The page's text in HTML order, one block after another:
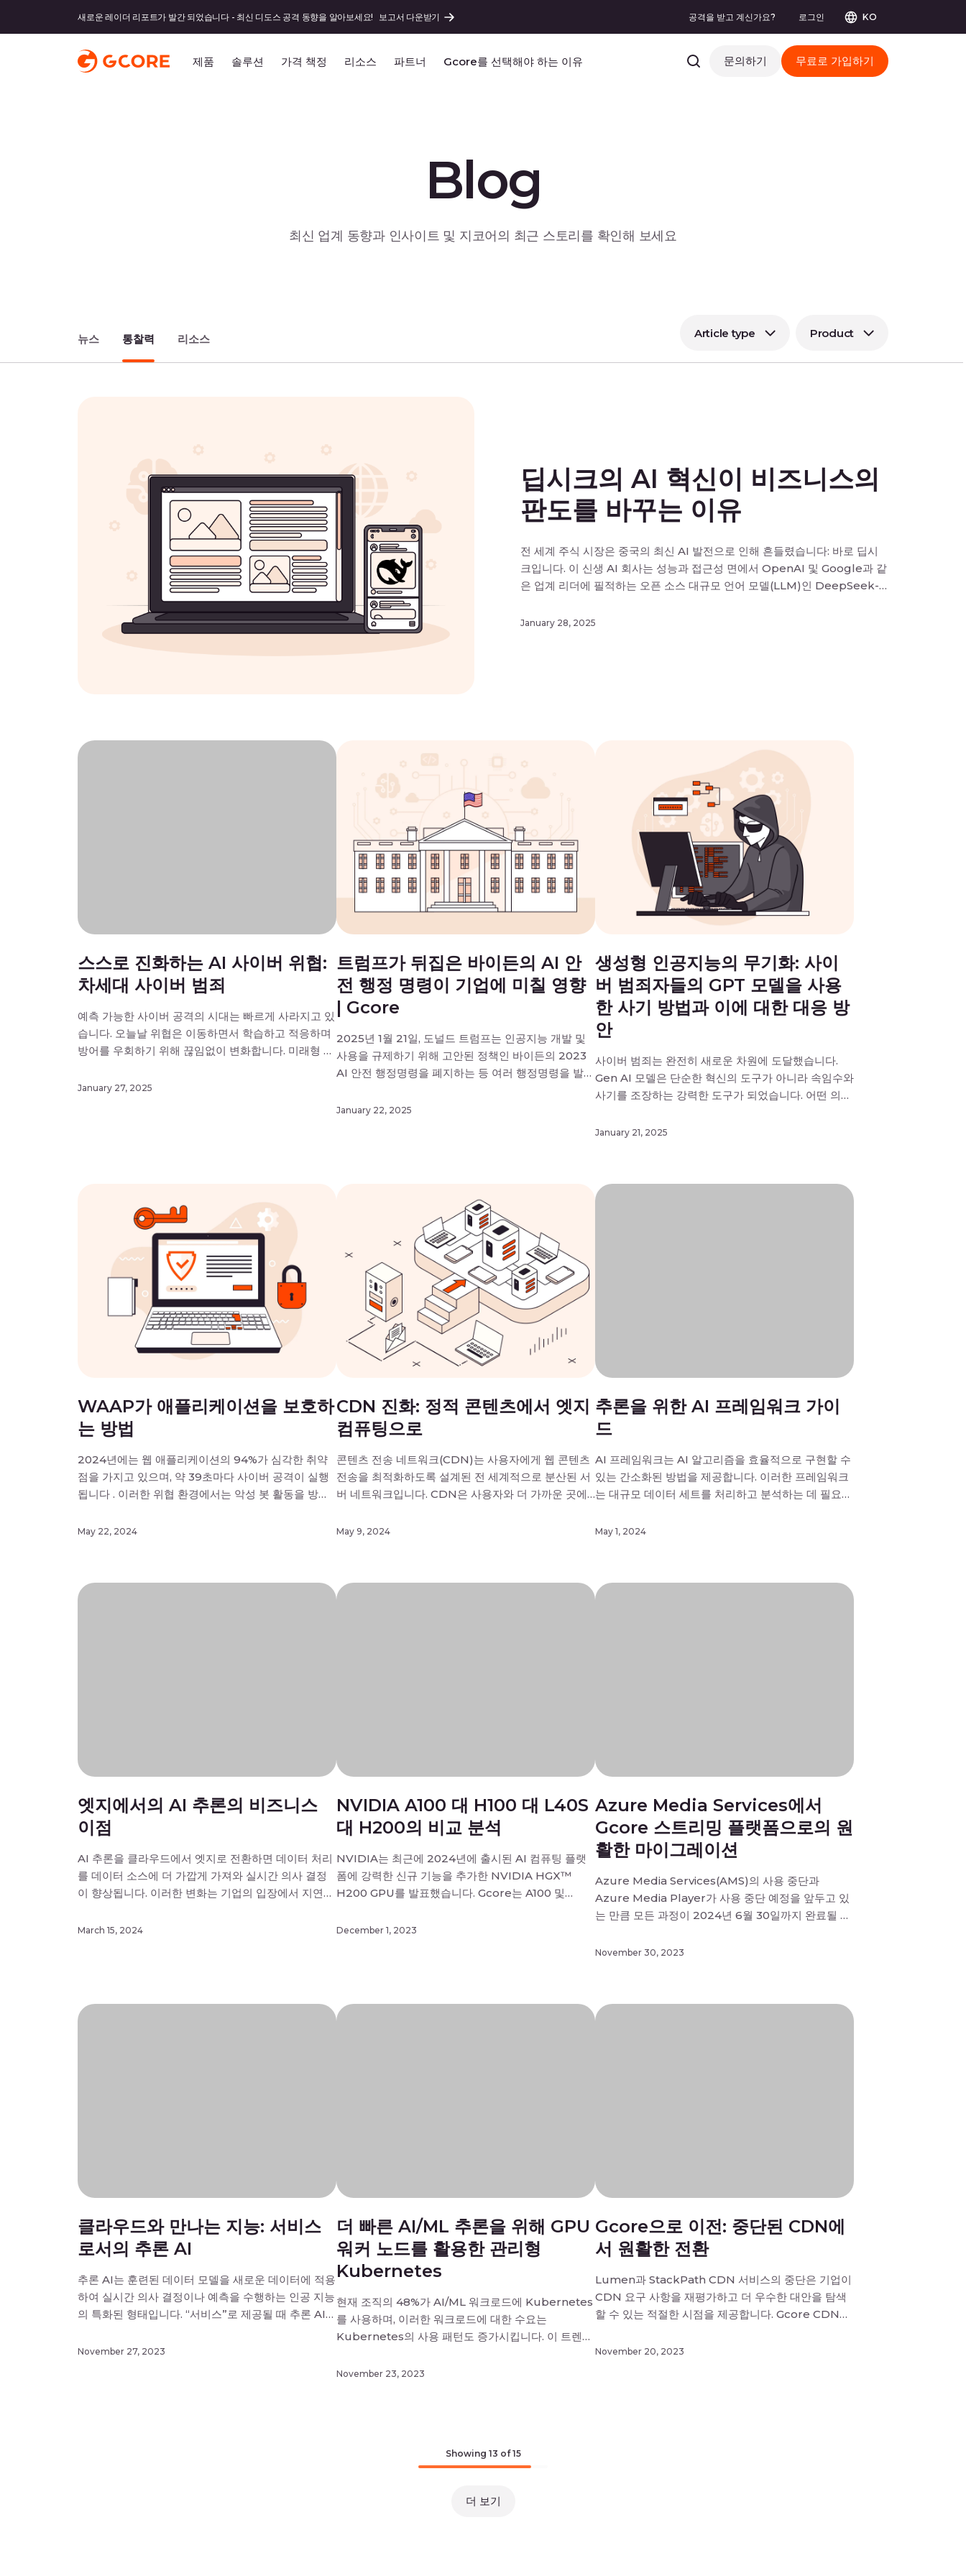
새로운 레이더 리포트가 발간 되었습니다 - 최신 디도스 공격 동향을 알아보세요! 보고서 다운받기 공격을 받고 계신가요? 로그인 KO
제품 솔루션 가격 책정 리소스 파트너 Gcore를 선택해야 하는 이유 문의하기 무료로 가입하기
Blog
최신 업계 동향과 인사이트 및 지코어의 최근 스토리를 확인해 보세요
뉴스 통찰력 리소스 Article type Product
딥시크의 AI 혁신이 비즈니스의
판도를 바꾸는 이유
전 세계 주식 시장은 중국의 최신 AI 발전으로 인해 흔들렸습니다: 바로 딥시
크입니다. 이 신생 AI 회사는 성능과 접근성 면에서 OpenAI 및 Google과 같
은 업계 리더에 필적하는 오픈 소스 대규모 언어 모델(LLM)인 DeepSeek-
해 훨씬 적은 560만 달러( )를 투자해단 두 달 만에 개발한 […]
January 28, 2025
스스로 진화하는 AI 사이버 위협:
차세대 사이버 범죄
예측 가능한 사이버 공격의 시대는 빠르게 사라지고 있
습니다. 오늘날 위협은 이동하면서 학습하고 적응하며
방어를 우회하기 위해 끊임없이 변화합니다. 미래형 스
인 이야기입니다. 스스로 진화하는 AI 사이버 위협은
January 27, 2025
트럼프가 뒤집은 바이든의 AI 안
전 행정 명령이 기업에 미칠 영향
| Gcore
2025년 1월 21일, 도널드 트럼프는 인공지능 개발 및
사용을 규제하기 위해 고안된 정책인 바이든의 2023
AI 안전 행정명령을 폐지하는 등 여러 행정명령을 발표
의 AI 정책이 규제보다 혁신을 우선시하는 방향으로 크
January 22, 2025
생성형 인공지능의 무기화: 사이
버 범죄자들의 GPT 모델을 사용
한 사기 방법과 이에 대한 대응 방
안
사이버 범죄는 완전히 새로운 차원에 도달했습니다.
Gen AI 모델은 단순한 혁신의 도구가 아니라 속임수와
사기를 조장하는 강력한 도구가 되었습니다. 어떤 의도
한 피싱 이메일이나 딥페이크 기술을 통해 기존 또는
야 하는 […]
January 21, 2025
WAAP가 애플리케이션을 보호하
는 방법
2024년에는 웹 애플리케이션의 94%가 심각한 취약
점을 가지고 있으며, 약 39초마다 사이버 공격이 실행
됩니다 . 이러한 위협 환경에서는 악성 봇 활동을 방어
위해 강력하고 계층화된 보호가 필요합니다. Gcore
완화, API 보안으로 구성됩니다. […]
May 22, 2024
CDN 진화: 정적 콘텐츠에서 엣지
컴퓨팅으로
콘텐츠 전송 네트워크(CDN)는 사용자에게 웹 콘텐츠
전송을 최적화하도록 설계된 전 세계적으로 분산된 서
버 네트워크입니다. CDN은 사용자와 더 가까운 곳에
향상시킵니다. 이 문서에서는 CDN 기술이 정적 콘텐
여 CDN 제공 업체들이 어떻게 혁신적으로 […]
May 9, 2024
추론을 위한 AI 프레임워크 가이
드
AI 프레임워크는 AI 알고리즘을 효율적으로 구현할 수
있는 간소화된 방법을 제공합니다. 이러한 프레임워크
는 대규모 데이터 세트를 처리하고 분석하는 데 필요한
능하게 하는 신속한 추론 프로세스를 촉진합니다. 이
임워크의 […]
May 1, 2024
엣지에서의 AI 추론의 비즈니스
이점
AI 추론을 클라우드에서 엣지로 전환하면 데이터 처리
를 데이터 소스에 더 가깝게 가져와 실시간 의사 결정
이 향상됩니다. 이러한 변화는 기업의 입장에서 지연
실시간 상호 작용을 가능하게 함으로써 사용자 경험을
March 15, 2024
NVIDIA A100 대 H100 대 L40S
대 H200의 비교 분석
NVIDIA는 최근에 2024년에 출시된 AI 컴퓨팅 플랫
폼에 강력한 신규 기능을 추가한 NVIDIA HGX™
H200 GPU를 발표했습니다. Gcore는 A100 및
강화하고 Q1-2024의 AI GPU 구성에 L40S GPU를
December 1, 2023
Azure Media Services에서
Gcore 스트리밍 플랫폼으로의 원
활한 마이그레이션
Azure Media Services(AMS)의 사용 중단과
Azure Media Player가 사용 중단 예정을 앞두고 있
는 만큼 모든 과정이 2024년 6월 30일까지 완료될 예
옵션을 고려해야 합니다. Gcore 스트리밍 플랫폼은 견
요 이점을 안내하고, AMS로부터의 마이그레이션 프로
세스를 설명하며, […]
November 30, 2023
클라우드와 만나는 지능: 서비스
로서의 추론 AI
추론 AI는 훈련된 데이터 모델을 새로운 데이터에 적용
하여 실시간 의사 결정이나 예측을 수행하는 인공 지능
의 특화된 형태입니다. “서비스”로 제공될 때 추론 AI는
와 전문 지식 없이도 실시간 AI 의사 결정 능력을 활용
November 27, 2023
더 빠른 AI/ML 추론을 위해 GPU
워커 노드를 활용한 관리형
Kubernetes
현재 조직의 48%가 AI/ML 워크로드에 Kubernetes
를 사용하며, 이러한 워크로드에 대한 수요는
Kubernetes의 사용 패턴도 증가시킵니다. 이 트렌드
워커 노드에서 실행되는 AI/ML 워크로드의 이점,
November 23, 2023
Gcore으로 이전: 중단된 CDN에
서 원활한 전환
Lumen과 StackPath CDN 서비스의 중단은 기업이
CDN 요구 사항을 재평가하고 더 우수한 대안을 탐색
할 수 있는 적절한 시점을 제공합니다. Gcore CDN이
Gcore CDN으로 신속하고 쉽게 이전하는 방법을 배
November 20, 2023
Showing 13 of 15
더 보기